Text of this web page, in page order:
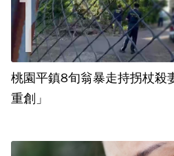
桃園平鎮8旬翁暴走持拐杖殺
重創」